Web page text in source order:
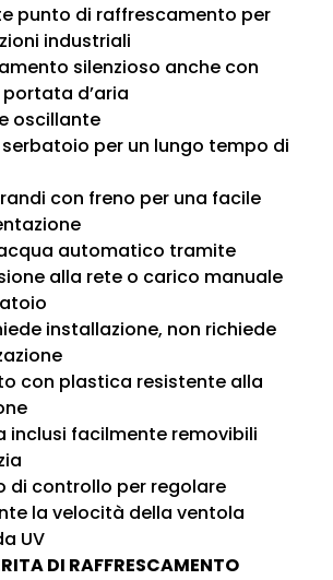
punto di raffrescamento per
industriali
silenzioso anche con
d’aria
oscillante
per un lungo tempo di
con freno per una facile
automatico tramite
alla rete o carico manuale
installazione, non richiede
con plastica resistente alla
inclusi facilmente removibili
di controllo per regolare
la velocità della ventola
UV
DI RAFFRESCAMENTO